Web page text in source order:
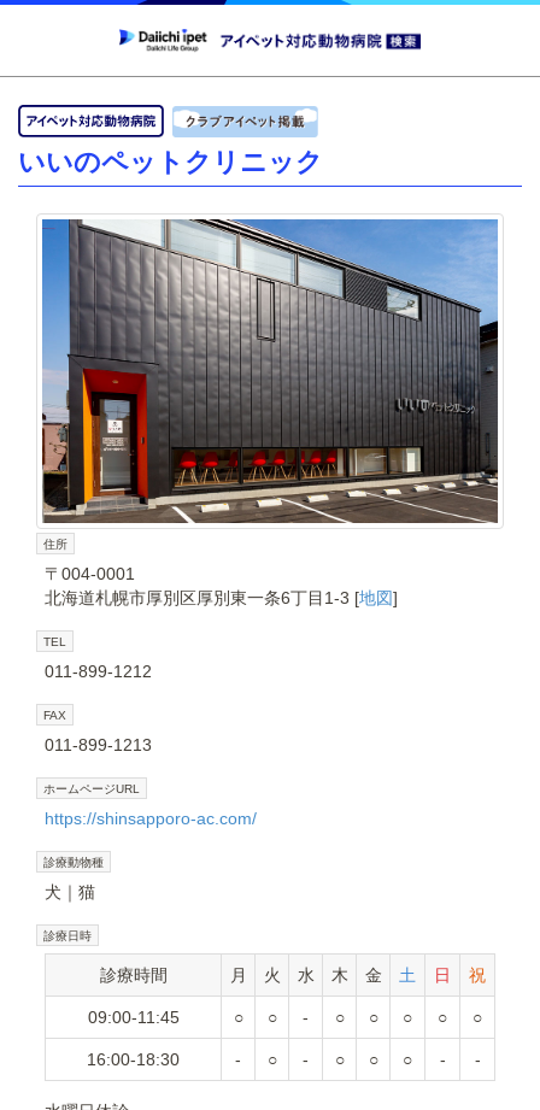
いいのペットクリニック
住所
〒004-0001
北海道札幌市厚別区厚別東一条6丁目1-3 [地図]
TEL
011-899-1212
FAX
011-899-1213
ホームページURL
https://shinsapporo-ac.com/
診療動物種
犬 猫
診療日時
診療時間 月 火 水 木 金 土 日 祝
09:00-11:45 ○ ○ - ○ ○ ○ ○ ○
16:00-18:30 - ○ - ○ ○ ○ - -